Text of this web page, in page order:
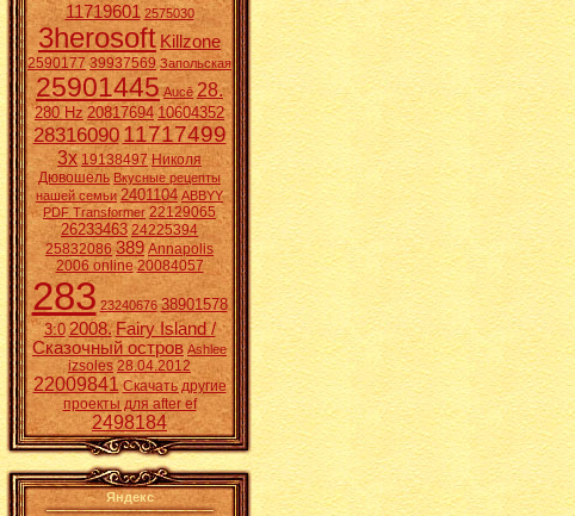
11719601 2575030
3herosoft Killzone
2590177 39937569 Запольская
25901445 Aucē 28.
280 Hz 20817694 10604352
2831609011717499
3x 19138497 Николя
Дювошель Вкусные рецепты
нашей семьи 2401104 ABBYY
PDF Transformer 22129065
26233463 24225394
25832086 389 Annapolis
2006 online 20084057
283 23240676 38901578
3:0 2008. Fairy Island /
Сказочный остров Ashlee
izsoles 28.04.2012
22009841 Скачать другие
проекты для after ef
2498184
Яндекс